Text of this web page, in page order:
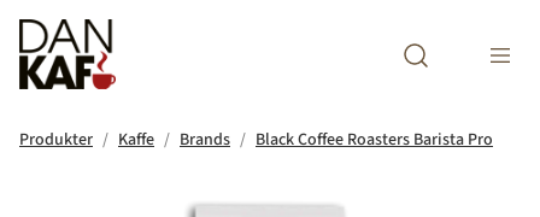
Produkter Kaffe Brands Black Coffee Roasters Barista Pro